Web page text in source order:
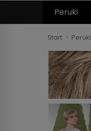
Peruki
Start Peruki